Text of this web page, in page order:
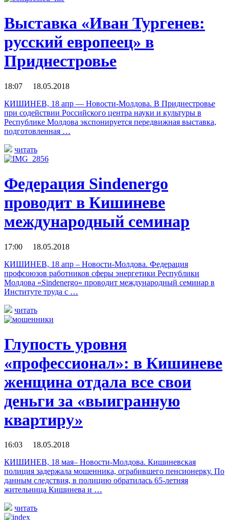
Выставка «Иван Тургенев:
русский европеец» в
Приднестровье
18:07 18.05.2018
КИШИНЕВ, 18 апр — Новости-Молдова. В Приднестровье
при содействии Российского центра науки и культуры в
Республике Молдова экспонируется передвижная выставка,
подготовленная …
читать
Федерация Sindenergo
проводит в Кишиневе
международный семинар
17:00 18.05.2018
КИШИНЕВ, 18 апр – Новости-Молдова. Федерация
профсоюзов работников сферы энергетики Республики
Молдова «Sindenergo» проводит международный семинар в
Институте труда с …
читать
Глупость уровня
«профессионал»: в Кишиневе
женщина отдала все свои
деньги за «выигранную
квартиру»
16:03 18.05.2018
КИШИНЕВ, 18 мая– Новости-Молдова. Кишиневская
полиция задержала мошенника, ограбившего пенсионерку. По
данным следствия, в полицию обратилась 65-летняя
жительница Кишинева и …
читать